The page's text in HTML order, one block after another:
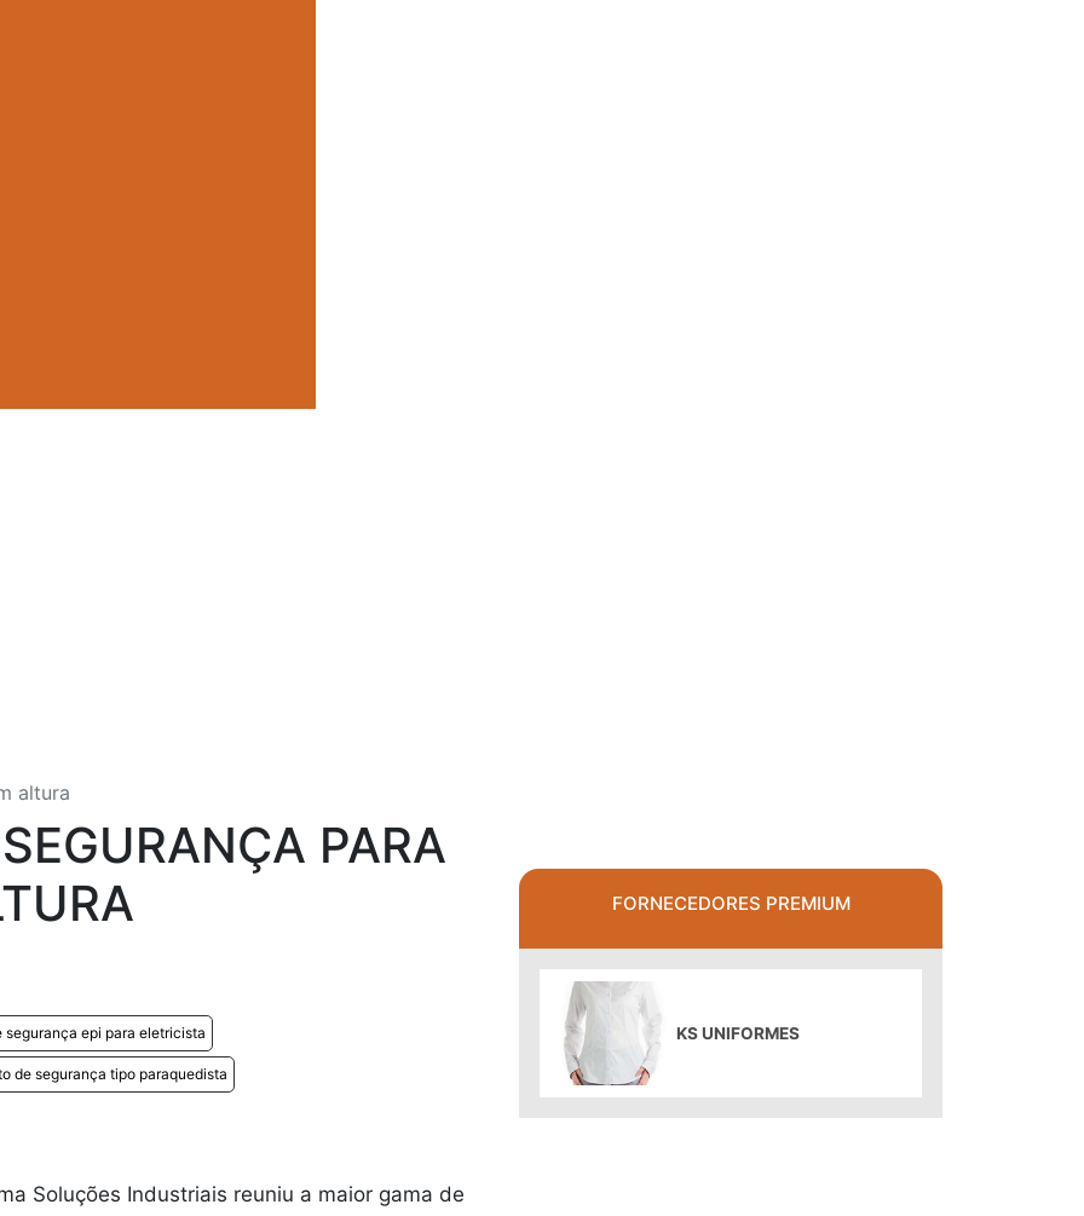
altura
PARA
segurança epi para eletricista
de segurança tipo paraquedista
Soluções Industriais reuniu a maior gama de
FORNECEDORES PREMIUM
KS UNIFORMES